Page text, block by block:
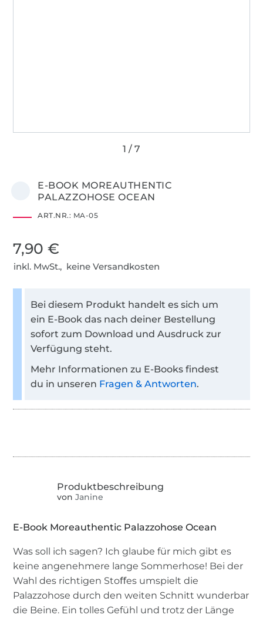
E-BOOK MOREAUTHENTIC
PALAZZOHOSE OCEAN
ART.NR.: MA-05
7,90 €
inkl. MwSt., keine Versandkosten
Bei diesem Produkt handelt es sich um
ein E-Book das nach deiner Bestellung
sofort zum Download und Ausdruck zur
Verfügung steht.
Mehr Informationen zu E-Books findest
du in unseren Fragen & Antworten.
von Janine
E-Book Moreauthentic Palazzohose Ocean
Was soll ich sagen? Ich glaube für mich gibt es
keine angenehmere lange Sommerhose! Bei der
Wahl des richtigen Stoﬀes umspielt die
Palazzohose durch den weiten Schnitt wunderbar
die Beine. Ein tolles Gefühl und trotz der Länge